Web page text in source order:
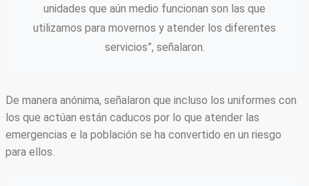
unidades que aún medio funcionan son las que
utilizamos para movernos y atender los diferentes
servicios”, señalaron.
De manera anónima, señalaron que incluso los uniformes con
los que actúan están caducos por lo que atender las
emergencias e la población se ha convertido en un riesgo
para ellos.